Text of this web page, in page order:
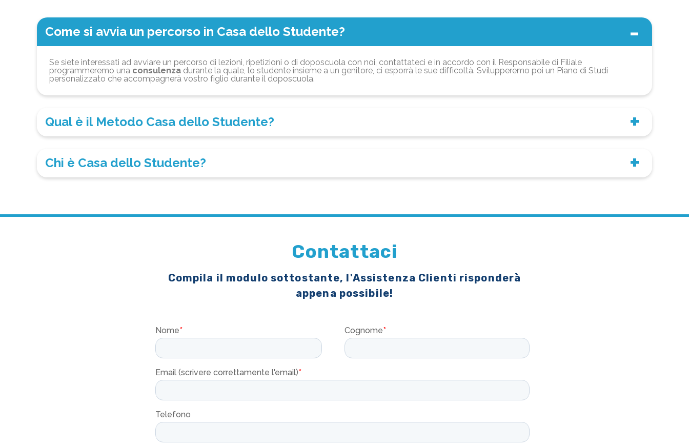
Come si avvia un percorso in Casa dello Studente?
Se siete interessati ad avviare un percorso di lezioni, ripetizioni o di doposcuola con noi, contattateci e in accordo con il Responsabile di Filiale
programmeremo una consulenza durante la quale, lo studente insieme a un genitore, ci esporrà le sue difficoltà. Svilupperemo poi un Piano di Studi
personalizzato che accompagnerà vostro figlio durante il doposcuola.
Qual è il Metodo Casa dello Studente?
Chi è Casa dello Studente?
Contattaci
Compila il modulo sottostante, l'Assistenza Clienti risponderà
appena possibile!